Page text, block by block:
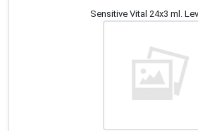
Sensitive Vital 24x3 ml.